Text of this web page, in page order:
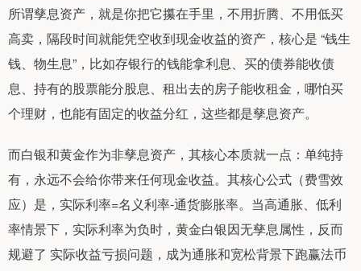
所谓孳息资产，就是你把它攥在手里，不用折腾、不用低买
高卖，隔段时间就能凭空收到现金收益的资产，核心是 “钱生
钱、物生息”，比如存银行的钱能拿利息、买的债券能收债
息、持有的股票能分股息、租出去的房子能收租金，哪怕买
个理财，也能有固定的收益分红，这些都是孳息资产。
而白银和黄金作为非孳息资产，其核心本质就一点：单纯持
有，永远不会给你带来任何现金收益。其核心公式（费雪效
应）是，实际利率=名义利率-通货膨胀率。当高通胀、低利
率情景下，实际利率为负时，黄金白银因无孳息属性，反而
规避了 实际收益亏损问题，成为通胀和宽松背景下跑赢法币